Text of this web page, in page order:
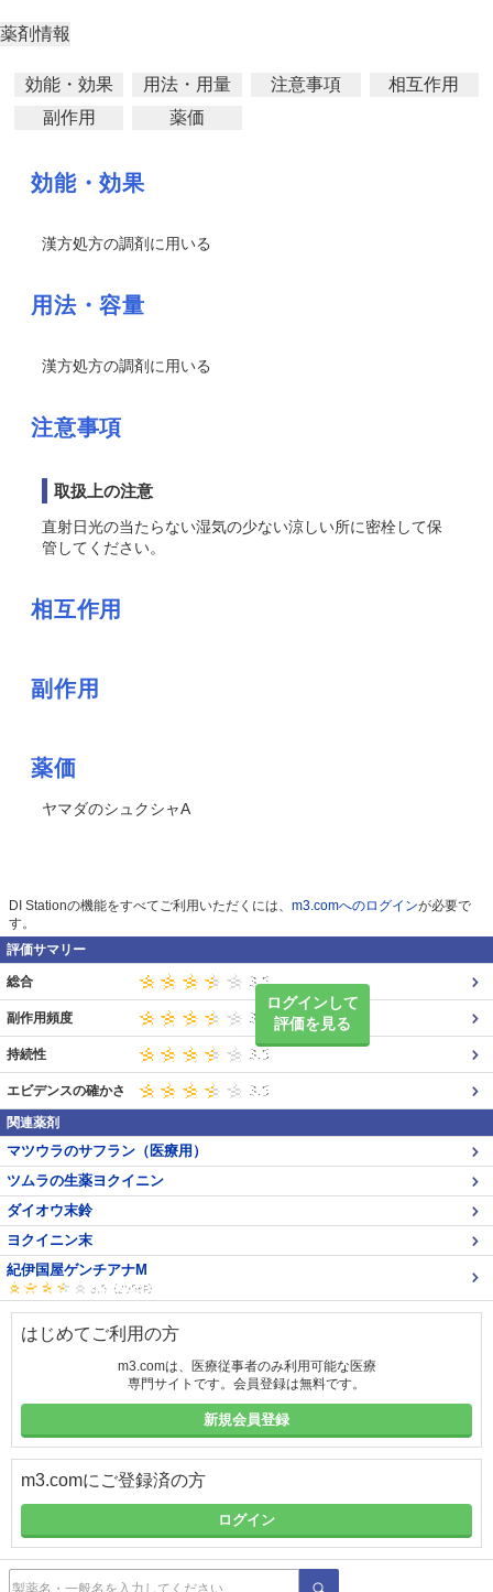
薬剤情報
効能・効果 用法・用量 注意事項
相互作用
副作用
薬価
効能・効果
漢方処方の調剤に用いる
用法・容量
漢方処方の調剤に用いる
注意事項
取扱上の注意
直射日光の当たらない湿気の少ない涼しい所に密栓して保
管してください。
相互作用
副作用
薬価
ヤマダのシュクシャA
DI Stationの機能をすべてご利用いただくには、 m3.comへのログインが必要で
す。
評価サマリー
ログインして
評価を見る
総合
副作用頻度
持続性
エビデンスの確かさ
関連薬剤
マツウラのサフラン（医療用）
ツムラの生薬ヨクイニン
ダイオウ末鈴
ヨクイニン末
紀伊国屋ゲンチアナM
はじめてご利用の方
m3.comは、医療従事者のみ利用可能な医療
専門サイトです。会員登録は無料です。
新規会員登録
m3.comにご登録済の方
ログイン